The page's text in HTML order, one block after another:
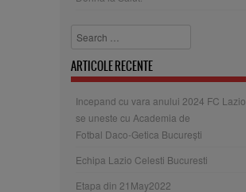
Search
ARTICOLE RECENTE
Incepand cu vara anului 2024 FC Lazio
se uneste cu Academia de
Fotbal Daco-Getica București
Echipa Lazio Celesti Bucuresti
Etapa din 21May2022